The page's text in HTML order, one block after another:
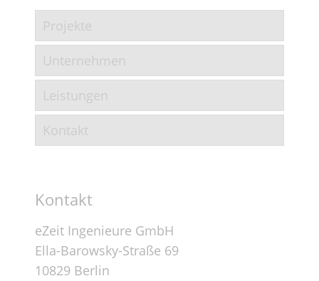
Projekte
Unternehmen
Leistungen
Kontakt
Kontakt
eZeit Ingenieure GmbH
Ella-Barowsky-Straße 69
10829 Berlin